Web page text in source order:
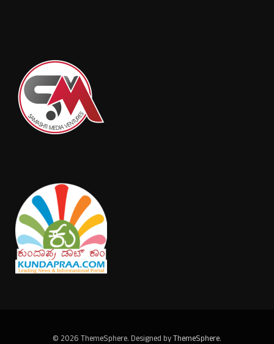
© 2026 ThemeSphere. Designed byThemeSphere.